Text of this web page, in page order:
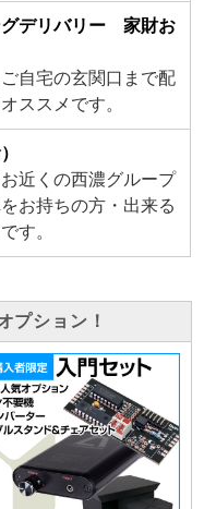
グデリバリー 家財お
自宅の玄関口まで配
ススメです。
近くの西濃グループ
お持ちの方・出来る
す。
プション！